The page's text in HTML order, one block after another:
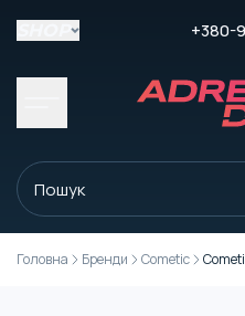
+380-
Головна Бренди Cometic